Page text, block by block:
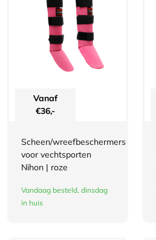
Vanaf
€36,-
Scheen/wreefbeschermers
voor vechtsporten
Nihon | roze
Vandaag besteld, dinsdag
in huis